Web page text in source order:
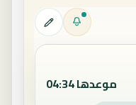
موعدها 04:34